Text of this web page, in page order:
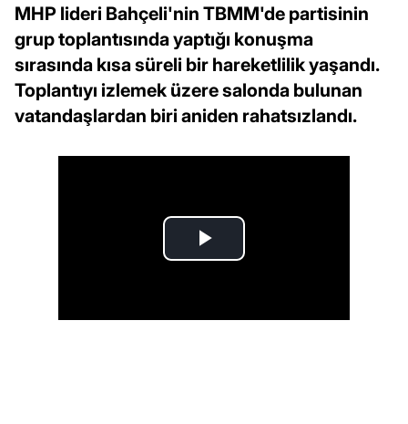
MHP lideri Bahçeli'nin TBMM'de partisinin
grup toplantısında yaptığı konuşma
sırasında kısa süreli bir hareketlilik yaşandı.
Toplantıyı izlemek üzere salonda bulunan
vatandaşlardan biri aniden rahatsızlandı.